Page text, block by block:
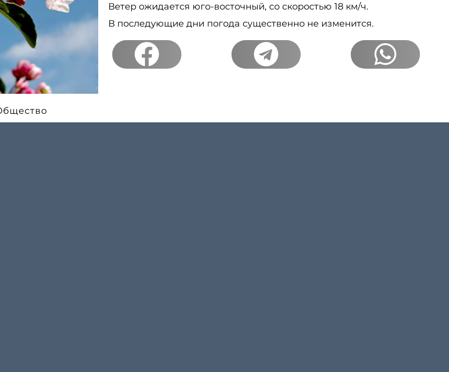
Ветер ожидается юго-восточный, со скоростью 18 км/ч.
В последующие дни погода существенно не изменится.